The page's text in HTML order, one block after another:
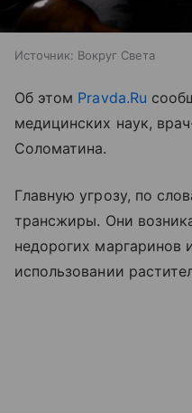
Источник: Вокруг Света
Об этом Pravda.Ru
медицинских наук,
Соломатина.
Главную угрозу, по
трансжиры. Они
недорогих маргаринов
использовании